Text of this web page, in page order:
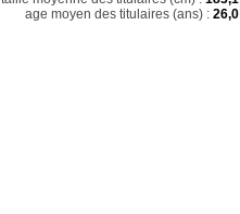
age moyen des titulaires (ans) : 26,0